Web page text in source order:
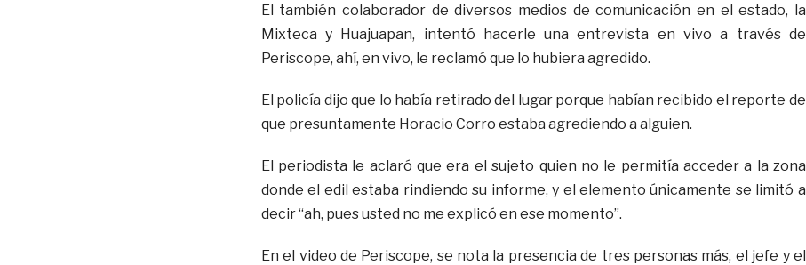
El también colaborador de diversos medios de comunicación en el estado, la
Mixteca y Huajuapan, intentó hacerle una entrevista en vivo a través de
Periscope, ahí, en vivo, le reclamó que lo hubiera agredido.
El policía dijo que lo había retirado del lugar porque habían recibido el reporte de
que presuntamente Horacio Corro estaba agrediendo a alguien.
El periodista le aclaró que era el sujeto quien no le permitía acceder a la zona
donde el edil estaba rindiendo su informe, y el elemento únicamente se limitó a
decir “ah, pues usted no me explicó en ese momento”.
En el video de Periscope, se nota la presencia de tres personas más, el jefe y el